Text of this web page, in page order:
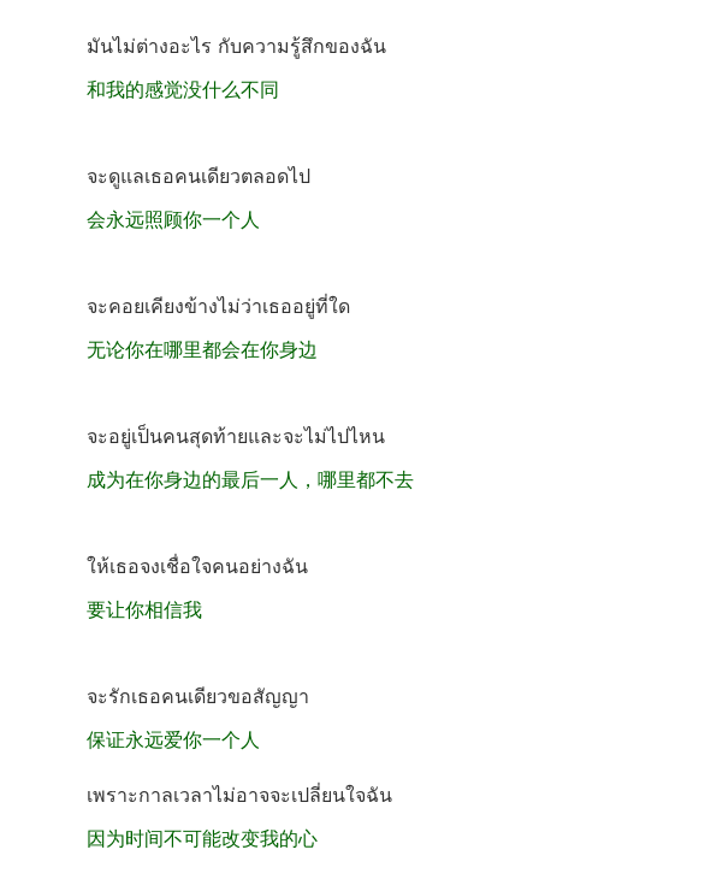
มันไม่ต่างอะไร กับความรู้สึกของฉัน
和我的感觉没什么不同
จะดูแลเธอคนเดียวตลอดไป
会永远照顾你一个人
จะคอยเคียงข้างไม่ว่าเธออยู่ที่ใด
无论你在哪里都会在你身边
จะอยู่เป็นคนสุดท้ายและจะไม่ไปไหน
成为在你身边的最后一人，哪里都不去
ให้เธอจงเชื่อใจคนอย่างฉัน
要让你相信我
จะรักเธอคนเดียวขอสัญญา
保证永远爱你一个人
เพราะกาลเวลาไม่อาจจะเปลี่ยนใจฉัน
因为时间不可能改变我的心